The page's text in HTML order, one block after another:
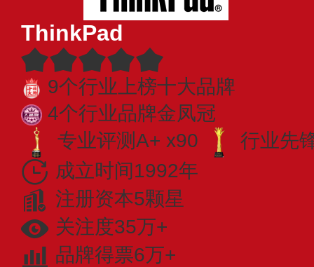
ThinkPad
9个行业上榜十大品牌
4个行业品牌金凤冠
专业评测A+ x90
行业先
成立时间1992年
注册资本5颗星
关注度35万+
品牌得票6万+